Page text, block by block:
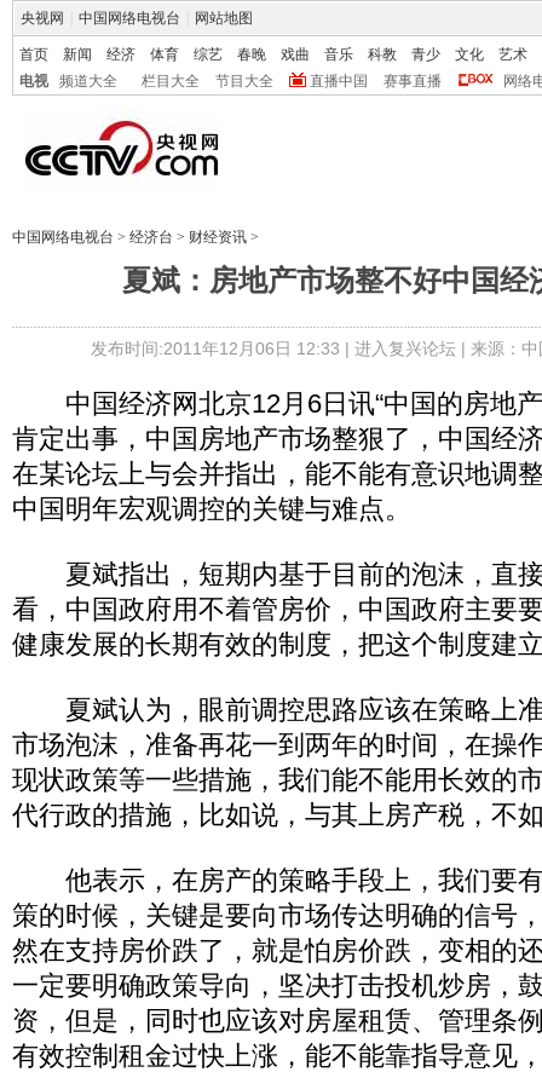
央视网 中国网络电视台 网站地图
首页 新闻 经济 体育 综艺 春晚 戏曲 音乐 科教 青少 文化
艺术
电视
频道大全 栏目大全 节目大全 直播中国 赛事直播 网络
中国网络电视台 > 经济台 > 财经资讯 >
夏斌：房地产市场整不好中国经
发布时间:2011年12月06日 12:33 | 进入复兴论坛| 来源：
中国经济网北京12月6日讯“中国的房地
肯定出事，中国房地产市场整狠了，中国经
在某论坛上与会并指出，能不能有意识地调
中国明年宏观调控的关键与难点。
夏斌指出，短期内基于目前的泡沫，直
看，中国政府用不着管房价，中国政府主要
健康发展的长期有效的制度，把这个制度建
夏斌认为，眼前调控思路应该在策略上
市场泡沫，准备再花一到两年的时间，在操
现状政策等一些措施，我们能不能用长效的
代行政的措施，比如说，与其上房产税，不
他表示，在房产的策略手段上，我们要
策的时候，关键是要向市场传达明确的信号
然在支持房价跌了，就是怕房价跌，变相的
一定要明确政策导向，坚决打击投机炒房，
资，但是，同时也应该对房屋租赁、管理条
有效控制租金过快上涨，能不能靠指导意见